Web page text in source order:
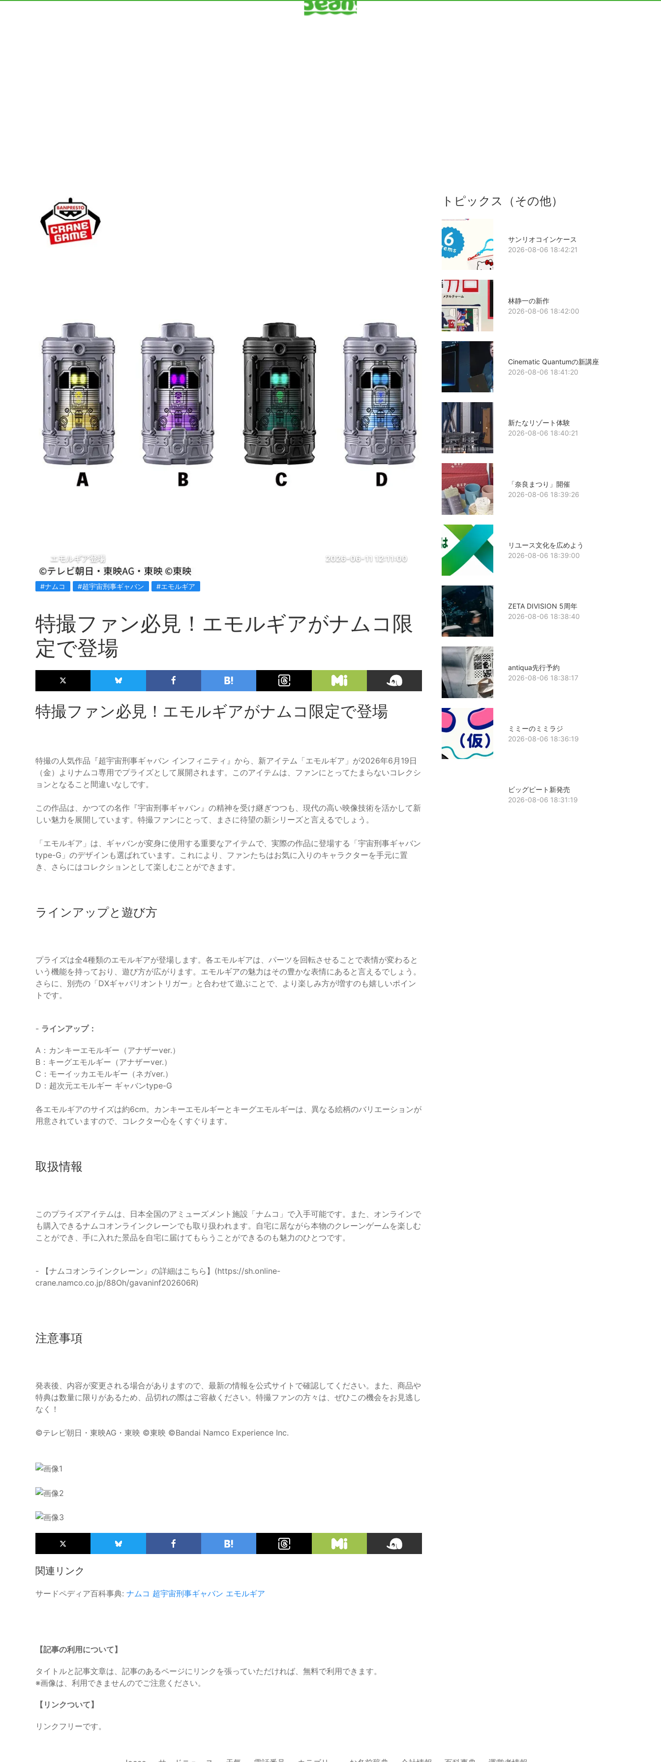
エモルギア登場 2026-06-11 12:11:00
#ナムコ #超宇宙刑事ギャバン #エモルギア
特撮ファン必見！エモルギアがナムコ限
定で登場
特撮ファン必見！エモルギアがナムコ限定で登場
特撮の人気作品『超宇宙刑事ギャバン インフィニティ』から、新アイテム「エモルギア」が2026年6月19日
（金）よりナムコ専用でプライズとして展開されます。このアイテムは、ファンにとってたまらないコレクシ
ョンとなること間違いなしです。
この作品は、かつての名作『宇宙刑事ギャバン』の精神を受け継ぎつつも、現代の高い映像技術を活かして新
しい魅力を展開しています。特撮ファンにとって、まさに待望の新シリーズと言えるでしょう。
「エモルギア」は、ギャバンが変身に使用する重要なアイテムで、実際の作品に登場する「宇宙刑事ギャバン
type-G」のデザインも選ばれています。これにより、ファンたちはお気に入りのキャラクターを手元に置
き、さらにはコレクションとして楽しむことができます。
ラインアップと遊び方
プライズは全4種類のエモルギアが登場します。各エモルギアは、パーツを回転させることで表情が変わると
いう機能を持っており、遊び方が広がります。エモルギアの魅力はその豊かな表情にあると言えるでしょう。
さらに、別売の「DXギャバリオントリガー」と合わせて遊ぶことで、より楽しみ方が増すのも嬉しいポイン
トです。
- ラインアップ：
A：カンキーエモルギー（アナザーver.）
B：キーグエモルギー（アナザーver.）
C：モーイッカエモルギー（ネガver.）
D：超次元エモルギー ギャバンtype-G
各エモルギアのサイズは約6cm。カンキーエモルギーとキーグエモルギーは、異なる絵柄のバリエーションが
用意されていますので、コレクター心をくすぐります。
取扱情報
このプライズアイテムは、日本全国のアミューズメント施設「ナムコ」で入手可能です。また、オンラインで
も購入できるナムコオンラインクレーンでも取り扱われます。自宅に居ながら本物のクレーンゲームを楽しむ
ことができ、手に入れた景品を自宅に届けてもらうことができるのも魅力のひとつです。
- 【ナムコオンラインクレーン』の詳細はこちら】(https://sh.online-
crane.namco.co.jp/88Oh/gavaninf202606R)
注意事項
発表後、内容が変更される場合がありますので、最新の情報を公式サイトで確認してください。また、商品や
特典は数量に限りがあるため、品切れの際はご容赦ください。特撮ファンの方々は、ぜひこの機会をお見逃し
なく！
©テレビ朝日・東映AG・東映 ©東映 ©Bandai Namco Experience Inc.
関連リンク
サードペディア百科事典: ナムコ 超宇宙刑事ギャバン エモルギア
トピックス（その他）
サンリオコインケース
2026-08-06 18:42:21
林静一の新作
2026-08-06 18:42:00
Cinematic Quantumの新講座
2026-08-06 18:41:20
新たなリゾート体験
2026-08-06 18:40:21
「奈良まつり」開催
2026-08-06 18:39:26
リユース文化を広めよう
2026-08-06 18:39:00
ZETA DIVISION 5周年
2026-08-06 18:38:40
antiqua先行予約
2026-08-06 18:38:17
ミミーのミミラジ
2026-08-06 18:36:19
ビッグピート新発売
2026-08-06 18:31:19
【記事の利用について】
タイトルと記事文章は、記事のあるページにリンクを張っていただければ、無料で利用できます。
※画像は、利用できませんのでご注意ください。
【リンクついて】
リンクフリーです。